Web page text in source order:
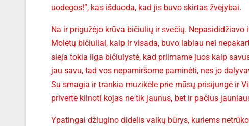
uodegos!”, kas išduoda, kad jis buvo skirtas žvejybai.
Na ir prigužėjo krūva bičiulių ir svečių.
Molėtų bičiuliai, kaip ir visada, buvo labiau nei
sieja tokia ilga bičiulystė, kad priimame juos kaip
jau savu, tad vos nepamiršome paminėti, nes jo
Su smagia ir trankia muzikėle prie mūsų prisijungė ir
privertė kilnoti kojas ne tik jaunus, bet ir pačius
Ypatingai džiugino didelis vaikų būrys, kuriems